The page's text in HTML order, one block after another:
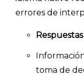
errores de
toma de